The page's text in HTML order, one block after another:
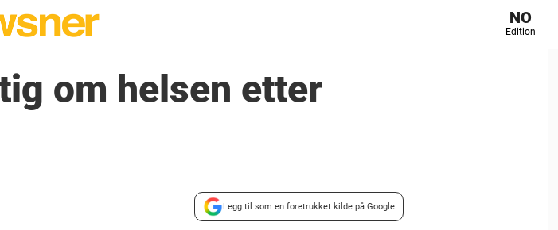
NO
Edition
om helsen etter
Legg til som en foretrukket kilde på Google